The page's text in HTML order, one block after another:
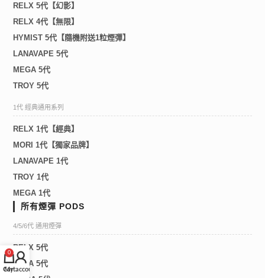
RELX 5代【幻影】
RELX 4代【無限】
HYMIST 5代【隨機附送1粒煙彈】
LANAVAPE 5代
MEGA 5代
TROY 5代
1代 經典通用系列
RELX 1代【經典】
MORI 1代【獨家品牌】
LANAVAPE 1代
TROY 1代
MEGA 1代
所有煙彈 PODS
4/5/6代 通用煙彈
RELX 5代
LANA 5代
0
Cart
My account